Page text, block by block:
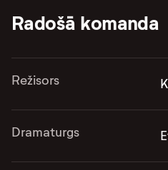
Radošā komanda
Režisors
Dramaturgs